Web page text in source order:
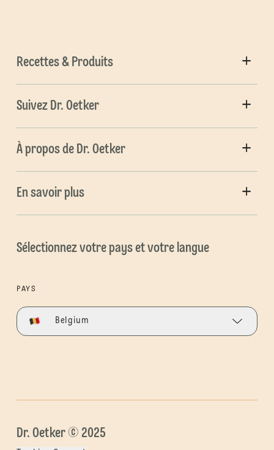
Recettes & Produits
Suivez Dr. Oetker
À propos de Dr. Oetker
En savoir plus
Sélectionnez votre pays et votre langue
PAYS
Belgium
Dr. Oetker © 2025